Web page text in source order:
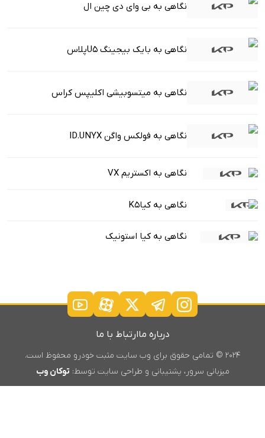
نگاهی به بی وای دی چین ال
نگاهی به بایک بیجینگ U5پلاس
نگاهی به میتسوبیشی اکلیپس کراس
نگاهی به فولکس واگن ID.UNYX
نگاهی به اکستریم VX
نگاهی به کیاK5
نگاهی به کیا استونیک
درباره ماارتباط با ما
۲۰۲۴ © تمامی حقوق برای وب سایت مثبت خودرو محفوظ است.
میزبانی سرور، پشتیبانی و طراحی سایت توسط: توکان وب